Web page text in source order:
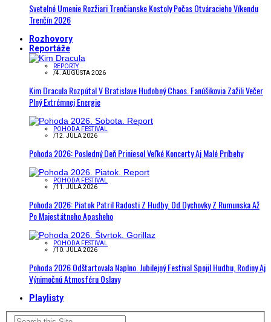
Svetelné Umenie Rozžiari Trenčianske Kostoly Počas Otváracieho Víkendu
Trenčín 2026
Rozhovory
Reportáže
REPORTY
/4. AUGUSTA 2026
Kim Dracula Rozpútal V Bratislave Hudobný Chaos. Fanúšikovia Zažili Večer
Plný Extrémnej Energie
POHODA FESTIVAL
/12. JÚLA 2026
Pohoda 2026: Posledný Deň Priniesol Veľké Koncerty Aj Malé Príbehy
POHODA FESTIVAL
/11. JÚLA 2026
Pohoda 2026: Piatok Patril Radosti Z Hudby. Od Dychovky Z Rumunska Až
Po Majestátneho Apasheho
POHODA FESTIVAL
/10. JÚLA 2026
Pohoda 2026 Odštartovala Naplno. Jubilejný Festival Spojil Hudbu, Rodiny Aj
Výnimočnú Atmosféru Oslavy
Playlisty